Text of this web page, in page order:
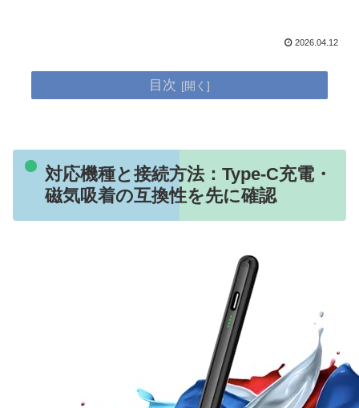
2026.04.12
目次
対応機種と接続方法：Type-C充電・
磁気吸着の互換性を先に確認